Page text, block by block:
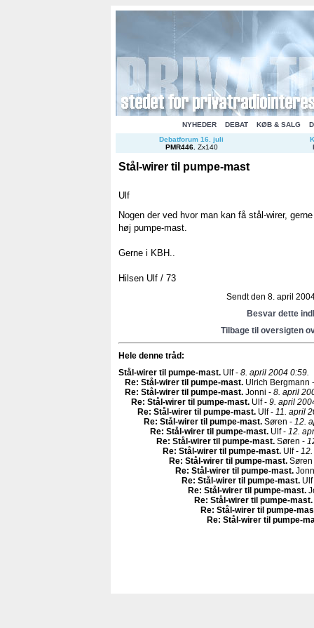
NYHEDER DEBAT KØB & SALG
Debatforum 16. juli
PMR446. Zx140
Stål-wirer til pumpe-mast
Ulf
Nogen der ved hvor man kan få stål-wirer,
høj pumpe-mast.
Gerne i KBH..
Hilsen Ulf / 73
Sendt den 8. april
Besvar dette
Tilbage til oversigten
Hele denne tråd:
Stål-wirer til pumpe-mast. Ulf - 8. april 2004 0:59.
Re: Stål-wirer til pumpe-mast. Ulrich Bergmann
Re: Stål-wirer til pumpe-mast. Jonni - 8. april
Re: Stål-wirer til pumpe-mast. Ulf - 9. april
Re: Stål-wirer til pumpe-mast. Ulf - 11. april
Re: Stål-wirer til pumpe-mast. Søren - 12.
Re: Stål-wirer til pumpe-mast. Ulf - 12.
Re: Stål-wirer til pumpe-mast. Søren -
Re: Stål-wirer til pumpe-mast. Ulf -
Re: Stål-wirer til pumpe-mast.
Re: Stål-wirer til pumpe-mast.
Re: Stål-wirer til pumpe-mast.
Re: Stål-wirer til pumpe-mast.
Re: Stål-wirer til pumpe-mast.
Re: Stål-wirer til pumpe-
Re: Stål-wirer til pumpe-